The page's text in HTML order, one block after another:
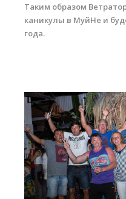
Таким образом
каникулы в МуйНе и
года.